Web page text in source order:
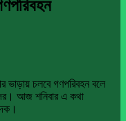
ভাড়ায় চলবে গণপরিবহন বলে
আজ শনিবার এ কথা